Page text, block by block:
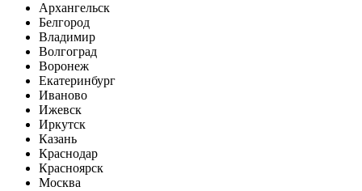
Архангельск
Белгород
Владимир
Волгоград
Воронеж
Екатеринбург
Иваново
Ижевск
Иркутск
Казань
Краснодар
Красноярск
Москва